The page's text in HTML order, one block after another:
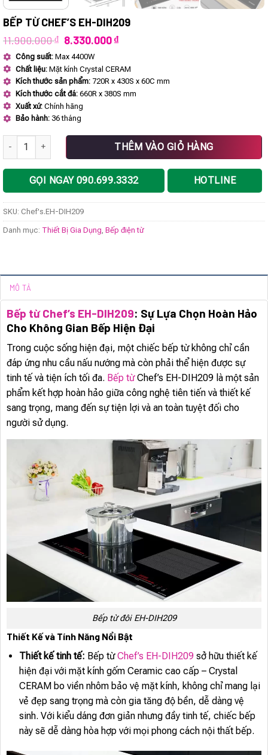
BẾP TỪ CHEF’S EH-DIH209
11.900.000₫ Giá
là:
11.900.000 ₫.
8.330.000₫Giá
là:
8.330.000 ₫.
Công suất: Max 4400W
Chất liệu: Mặt kính Crystal CERAM
Kích thước sản phẩm: 720R x 430S x 60C mm
Kích thước cắt đá: 660R x 380S mm
Xuất xứ: Chính hãng
Bảo hành: 36 tháng
Bếp từ Chef's EH-DIH209 số lượngTHÊM VÀO GIỎ HÀNG
GỌI NGAY 090.699.3332 HOTLINE
SKU: Chef's.EH-DIH209
Danh mục: Thiết Bị Gia Dụng Bếp điện từ
MÔ TẢ
Bếp từ Chef’s EH-DIH209: Sự Lựa Chọn Hoàn Hảo
Cho Không Gian Bếp Hiện Đại
Trong cuộc sống hiện đại, một chiếc bếp từ không chỉ cần
đáp ứng nhu cầu nấu nướng mà còn phải thể hiện được sự
tinh tế và tiện ích tối đa. Bếp từChef’s EH-DIH209 là một sản
phẩm kết hợp hoàn hảo giữa công nghệ tiên tiến và thiết kế
sang trọng, mang đến sự tiện lợi và an toàn tuyệt đối cho
người sử dụng.
Bếp từ đôi EH-DIH209
Thiết Kế và Tính Năng Nổi Bật
Thiết kế tinh tế: Bếp từChef’s EH-DIH209sở hữu thiết kế
hiện đại với mặt kính gốm Ceramic cao cấp – Crystal
CERAM bo viền nhôm bảo vệ mặt kính, không chỉ mang lại
vẻ đẹp sang trọng mà còn gia tăng độ bền, dễ dàng vệ
sinh. Với kiểu dáng đơn giản nhưng đầy tinh tế, chiếc bếp
này sẽ dễ dàng hòa hợp với mọi phong cách nội thất bếp.